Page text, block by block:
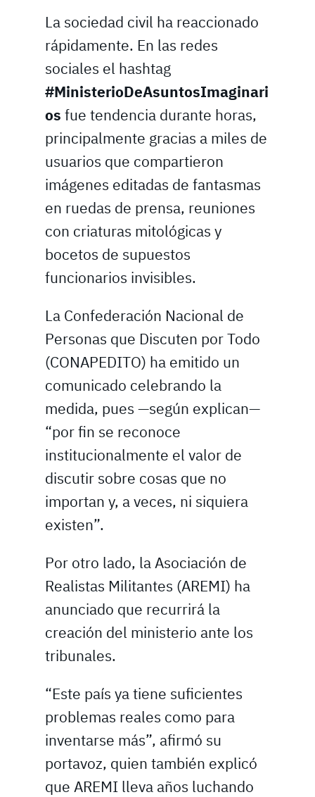
La sociedad civil ha reaccionado
rápidamente. En las redes
sociales el hashtag
#MinisterioDeAsuntosImaginari
os fue tendencia durante horas,
principalmente gracias a miles de
usuarios que compartieron
imágenes editadas de fantasmas
en ruedas de prensa, reuniones
con criaturas mitológicas y
bocetos de supuestos
funcionarios invisibles.
La Confederación Nacional de
Personas que Discuten por Todo
(CONAPEDITO) ha emitido un
comunicado celebrando la
medida, pues —según explican—
“por fin se reconoce
institucionalmente el valor de
discutir sobre cosas que no
importan y, a veces, ni siquiera
existen”.
Por otro lado, la Asociación de
Realistas Militantes (AREMI) ha
anunciado que recurrirá la
creación del ministerio ante los
tribunales.
“Este país ya tiene suficientes
problemas reales como para
inventarse más”, afirmó su
portavoz, quien también explicó
que AREMI lleva años luchando